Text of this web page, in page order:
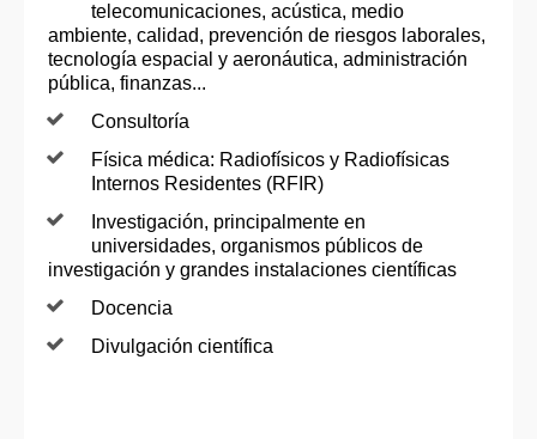
telecomunicaciones, acústica, medio
ambiente, calidad, prevención de riesgos laborales,
tecnología espacial y aeronáutica, administración
pública, finanzas...
Consultoría
Física médica: Radiofísicos y Radiofísicas
Internos Residentes (RFIR)
Investigación, principalmente en
universidades, organismos públicos de
investigación y grandes instalaciones científicas
Docencia
Divulgación científica